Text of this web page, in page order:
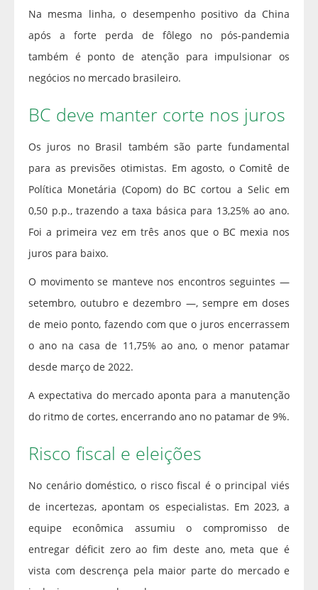
Na mesma linha, o desempenho positivo da China
após a forte perda de fôlego no pós-pandemia
também é ponto de atenção para impulsionar os
negócios no mercado brasileiro.
BC deve manter corte nos juros
Os juros no Brasil também são parte fundamental
para as previsões otimistas. Em agosto, o Comitê de
Política Monetária (Copom) do BC cortou a Selic em
0,50 p.p., trazendo a taxa básica para 13,25% ao ano.
Foi a primeira vez em três anos que o BC mexia nos
juros para baixo.
O movimento se manteve nos encontros seguintes —
setembro, outubro e dezembro —, sempre em doses
de meio ponto, fazendo com que o juros encerrassem
o ano na casa de 11,75% ao ano, o menor patamar
desde março de 2022.
A expectativa do mercado aponta para a manutenção
do ritmo de cortes, encerrando ano no patamar de 9%.
Risco fiscal e eleições
No cenário doméstico, o risco fiscal é o principal viés
de incertezas, apontam os especialistas. Em 2023, a
equipe econômica assumiu o compromisso de
entregar déficit zero ao fim deste ano, meta que é
vista com descrença pela maior parte do mercado e